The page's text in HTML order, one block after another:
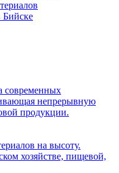
Бийске
современных
непрерывную
продукции.
на высоту.
хозяйстве, пищевой,